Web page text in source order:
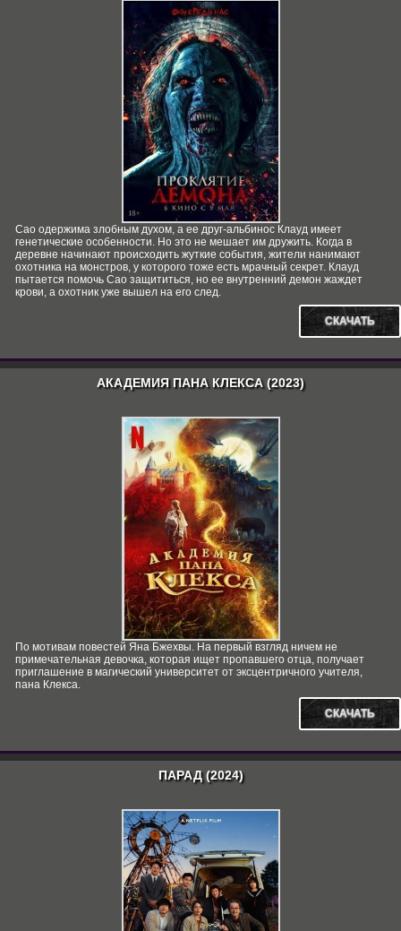
Сао одержима злобным духом, а ее друг-альбинос Клауд имеет
генетические особенности. Но это не мешает им дружить. Когда в
деревне начинают происходить жуткие события, жители нанимают
охотника на монстров, у которого тоже есть мрачный секрет. Клауд
пытается помочь Сао защититься, но ее внутренний демон жаждет
крови, а охотник уже вышел на его след.
СКАЧАТЬ
АКАДЕМИЯ ПАНА КЛЕКСА (2023)
По мотивам повестей Яна Бжехвы. На первый взгляд ничем не
примечательная девочка, которая ищет пропавшего отца, получает
приглашение в магический университет от эксцентричного учителя,
пана Клекса.
СКАЧАТЬ
ПАРАД (2024)